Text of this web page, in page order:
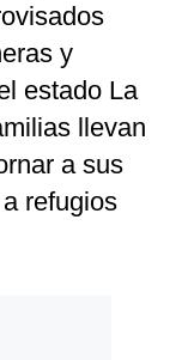
y
estado La
llevan
a sus
refugios